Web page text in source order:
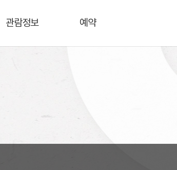
관람정보 예약